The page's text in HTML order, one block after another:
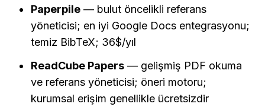
Paperpile — bulut öncelikli referans
yöneticisi; en iyi Google Docs entegrasyonu;
temiz BibTeX; 36$/yıl
ReadCube Papers — gelişmiş PDF okuma
ve referans yöneticisi; öneri motoru;
kurumsal erişim genellikle ücretsizdir